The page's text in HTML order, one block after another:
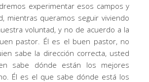
experimentar esos campos y
mientras queramos seguir viviendo
voluntad, y no de acuerdo a la
pastor. Él es el buen pastor, no
sabe la dirección correcta, usted
sabe dónde están los mejores
Él es el que sabe dónde está los